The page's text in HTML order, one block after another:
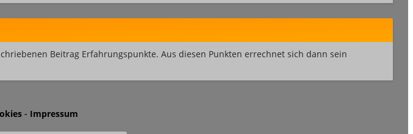
Beitrag Erfahrungspunkte. Aus diesen Punkten errechnet sich dann sein
- Impressum